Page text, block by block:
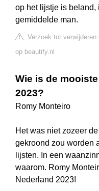
op het lijstje is beland,
gemiddelde man.
Verzoek tot verwijderen
op beautify.nl
Wie is de
2023?
Romy Monteiro
Het was niet zozeer
gekroond zou worden
lijsten. In een
waarom. Romy
Nederland 2023!